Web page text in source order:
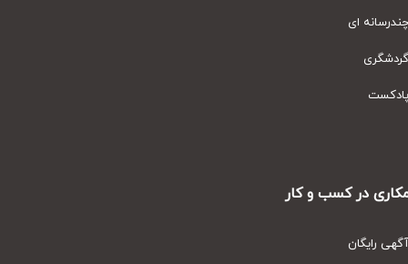
ای
در کسب و کار
رایگان